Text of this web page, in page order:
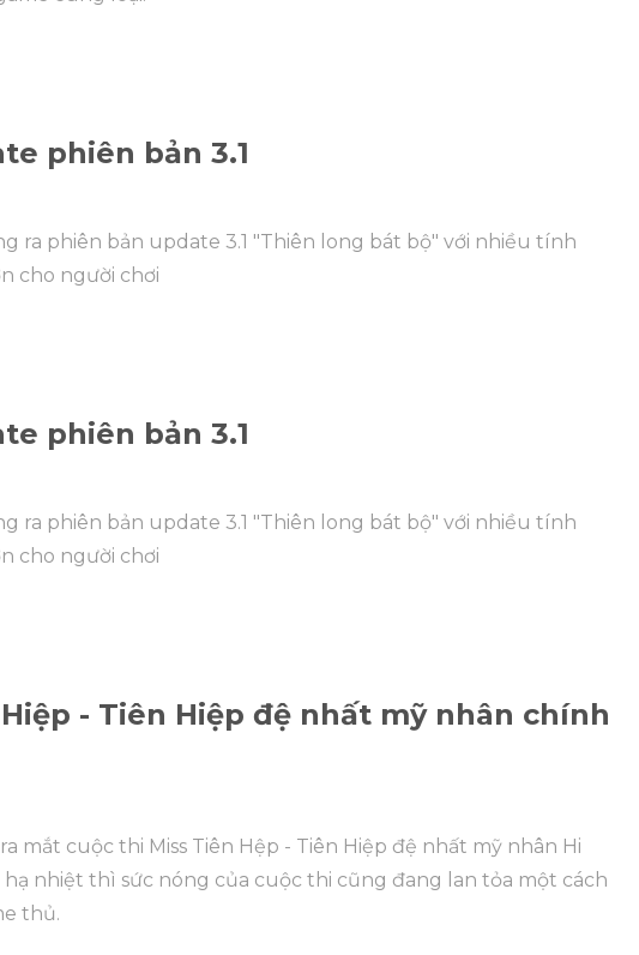
phiên bản 3.1
ra phiên bản update 3.1 "Thiên long bát bộ" với nhiều tính
cho người chơi
phiên bản 3.1
ra phiên bản update 3.1 "Thiên long bát bộ" với nhiều tính
cho người chơi
- Tiên Hiệp đệ nhất mỹ nhân chính
mắt cuộc thi Miss Tiên Hệp - Tiên Hiệp đệ nhất mỹ nhân Hi
nhiệt thì sức nóng của cuộc thi cũng đang lan tỏa một cách
thủ.